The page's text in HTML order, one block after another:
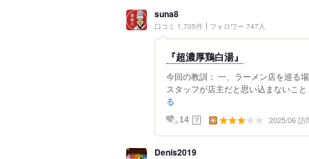
suna8
口コミ 1,705件 フォロワー 747人
『超濃厚鶏白湯』
今回の教訓： 一、ラーメン店を巡る
スタッフが店主だと思い込まないこ
る
14 ？ 2025/06 訪
Denis2019